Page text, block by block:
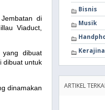
di
Viaduct,
dibuat
dibuat untuk
dinamakan
Bisnis
Musik
ARTIKEL